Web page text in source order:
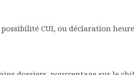
CUI, ou déclaration